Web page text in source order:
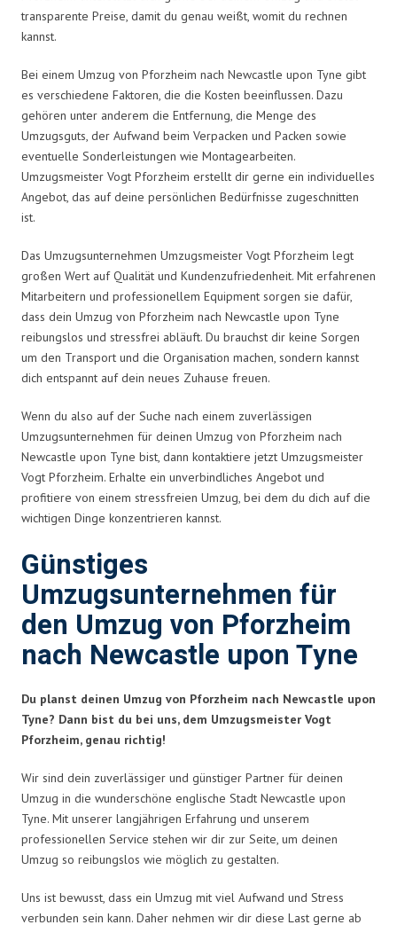
transparente Preise, damit du genau weißt, womit du rechnen
kannst.
Bei einem Umzug von Pforzheim nach Newcastle upon Tyne gibt
es verschiedene Faktoren, die die Kosten beeinflussen. Dazu
gehören unter anderem die Entfernung, die Menge des
Umzugsguts, der Aufwand beim Verpacken und Packen sowie
eventuelle Sonderleistungen wie Montagearbeiten.
Umzugsmeister Vogt Pforzheim erstellt dir gerne ein individuelles
Angebot, das auf deine persönlichen Bedürfnisse zugeschnitten
ist.
Das Umzugsunternehmen Umzugsmeister Vogt Pforzheim legt
großen Wert auf Qualität und Kundenzufriedenheit. Mit erfahrenen
Mitarbeitern und professionellem Equipment sorgen sie dafür,
dass dein Umzug von Pforzheim nach Newcastle upon Tyne
reibungslos und stressfrei abläuft. Du brauchst dir keine Sorgen
um den Transport und die Organisation machen, sondern kannst
dich entspannt auf dein neues Zuhause freuen.
Wenn du also auf der Suche nach einem zuverlässigen
Umzugsunternehmen für deinen Umzug von Pforzheim nach
Newcastle upon Tyne bist, dann kontaktiere jetzt Umzugsmeister
Vogt Pforzheim. Erhalte ein unverbindliches Angebot und
profitiere von einem stressfreien Umzug, bei dem du dich auf die
wichtigen Dinge konzentrieren kannst.
Günstiges
Umzugsunternehmen für
den Umzug von Pforzheim
nach Newcastle upon Tyne
Du planst deinen Umzug von Pforzheim nach Newcastle upon
Tyne? Dann bist du bei uns, dem Umzugsmeister Vogt
Pforzheim, genau richtig!
Wir sind dein zuverlässiger und günstiger Partner für deinen
Umzug in die wunderschöne englische Stadt Newcastle upon
Tyne. Mit unserer langjährigen Erfahrung und unserem
professionellen Service stehen wir dir zur Seite, um deinen
Umzug so reibungslos wie möglich zu gestalten.
Uns ist bewusst, dass ein Umzug mit viel Aufwand und Stress
verbunden sein kann. Daher nehmen wir dir diese Last gerne ab